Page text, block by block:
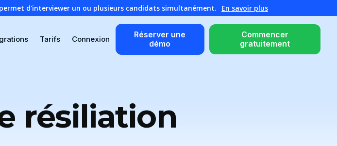
d'interviewer un ou plusieurs candidats simultanément. En savoir plus
Tarifs Connexion
Réserver une
démo
Commencer
gratuitement
résiliation